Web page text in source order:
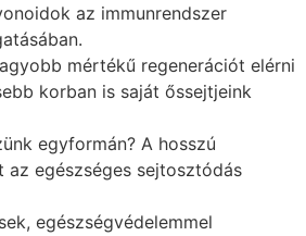
az immunrendszer
mértékű regenerációt elérni
korban is saját őssejtjeink
egyformán? A hosszú
az egészséges sejtosztódás
egészségvédelemmel